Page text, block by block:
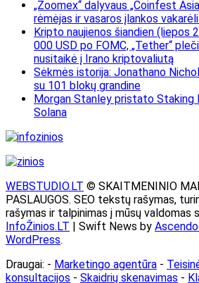
„Zoomex“ dalyvaus „Coinfest
rėmėjas ir vasaros įlankos
Kripto naujienos šiandien (liepos
000 USD po FOMC, „Tether“
nusitaikė į Irano kriptovaliutą
Sėkmės istorija: Jonathano
su 101 blokų grandine
Morgan Stanley pristato Staking
Solana
WEBSTUDIO.LT © SKAITMENINIO
PASLAUGOS. SEO tekstų rašymas,
rašymas ir talpinimas į mūsų valdomas
InfoŽinios.LT | Swift News by
WordPress.
Draugai: - Marketingo agentūra -
konsultacijos - Skaidrių skenavimas -